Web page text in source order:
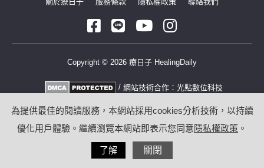
Copyright © 2026 療日子 HealingDaily
/ 網站技術合作： 光點數位科技
為提供最佳的閱讀服務，本網站採用cookies分析技術，以持續
優化用戶體驗。繼續瀏覽本網站即表示您同意隱私權政策 。
了解 關閉